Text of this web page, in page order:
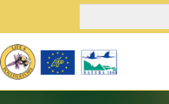
Salta al contenuto principale